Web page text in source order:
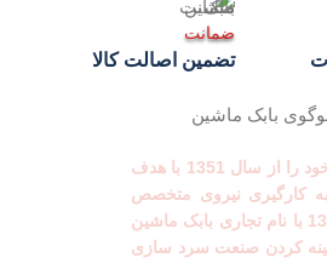
ضمانت
تضمین اصالت کالا
کارخانه بابک ماشین فعالیت خود را از سال 1351 با هدف
کارگیری نیروی متخصص
داخلی آغاز کرد و در سال 1359 با نام تجاری بابک ماشین
کردن صنعت سرد سازی